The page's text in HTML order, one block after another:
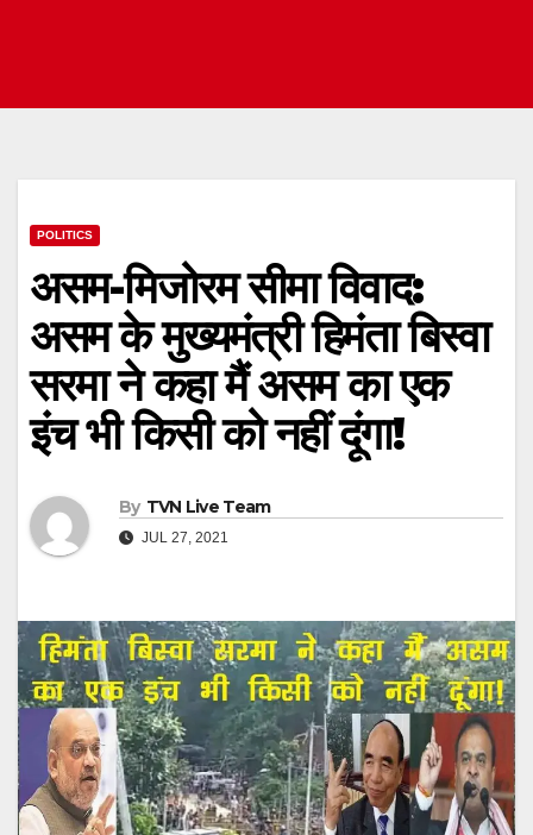
POLITICS
असम-मिजोरम सीमा विवाद:
असम के मुख्यमंत्री हिमंता बिस्वा
सरमा ने कहा मैं असम का एक
इंच भी किसी को नहीं दूंगा!
By TVN Live Team
JUL 27, 2021